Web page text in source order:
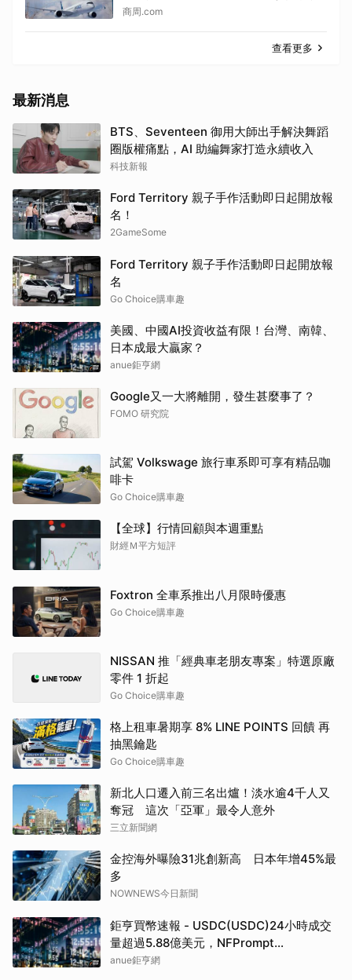
商周.com
查看更多
最新消息
BTS、Seventeen 御用大師出手解決舞蹈
圈版權痛點，AI 助編舞家打造永續收入
科技新報
Ford Territory 親子手作活動即日起開放報
名！
2GameSome
Ford Territory 親子手作活動即日起開放報
名
Go Choice購車趣
美國、中國AI投資收益有限！台灣、南韓、
日本成最大贏家？
anue鉅亨網
Google又一大將離開，發生甚麼事了？
FOMO 研究院
試駕 Volkswage 旅行車系即可享有精品咖
啡卡
Go Choice購車趣
【全球】行情回顧與本週重點
財經Ｍ平方短評
Foxtron 全車系推出八月限時優惠
Go Choice購車趣
NISSAN 推「經典車老朋友專案」特選原廠
零件 1 折起
Go Choice購車趣
格上租車暑期享 8% LINE POINTS 回饋 再
抽黑鑰匙
Go Choice購車趣
新北人口遷入前三名出爐！淡水逾4千人又
奪冠 這次「亞軍」最令人意外
三立新聞網
金控海外曝險31兆創新高 日本年增45%最
多
NOWNEWS今日新聞
鉅亨買幣速報 - USDC(USDC)24小時成交
量超過5.88億美元，NFPrompt
Token(NFP)24小時漲幅達66.2%
anue鉅亨網